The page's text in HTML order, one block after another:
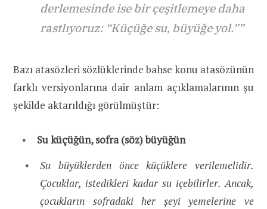
derlemesinde ise bir çeşitlemeye daha
rastlıyoruz: “Küçüğe su, büyüğe yol.””
Bazı atasözleri sözlüklerinde bahse konu atasözünün
farklı versiyonlarına dair anlam açıklamalarının şu
şekilde aktarıldığı görülmüştür:
Su küçüğün, sofra (söz) büyüğün
Su büyüklerden önce küçüklere verilemelidir.
Çocuklar, istedikleri kadar su içebilirler. Ancak,
çocukların sofradaki her şeyi yemelerine ve